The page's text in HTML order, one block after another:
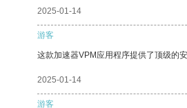
2025-01-14
游客
这款加速器VPM应用程序提供了顶级的
2025-01-14
游客